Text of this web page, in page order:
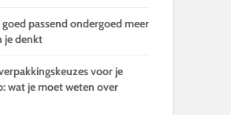
passend ondergoed meer
je denkt
voor je
wat je moet weten over